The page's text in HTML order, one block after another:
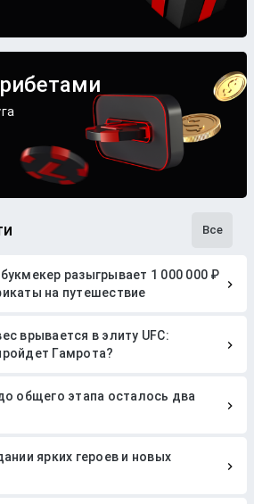
Все
разыгрывает 1 000 000 ₽
на путешествие
врывается в элиту UFC:
Гамрота?
общего этапа осталось два
ярких героев и новых